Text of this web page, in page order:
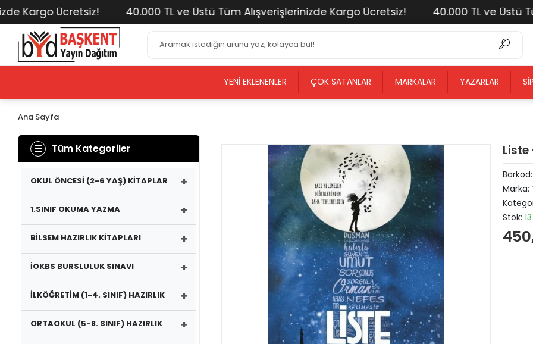
Ücretsiz! 40.000 TL ve Üstü Tüm Alışverişlerinizde Kargo Ücretsiz! 40.000 TL ve Üstü Tüm
YENI EKLENENLER ÇOK SATANLAR MARKALAR YAZARLAR
Ana Sayfa
Tüm Kategoriler
OKUL ÖNCESİ (2-6 YAŞ) KİTAPLAR +
1.SINIF OKUMA YAZMA +
BİLSEM HAZIRLIK KİTAPLARI +
İOKBS BURSLULUK SINAVI +
İLKÖĞRETİM (1-4. SINIF) HAZIRLIK +
ORTAOKUL (5-8. SINIF) HAZIRLIK +
Liste
Barkod:
Marka:
Stok: 13